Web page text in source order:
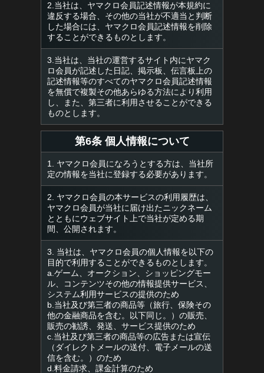
2.当社は、ヤマクロ会員記述情報が本規約に
違反する場合、その他の当社が不適当と判断
した場合には、ヤマクロ会員記述情報を削除
することができるものとします。
3.当社は、当社の運営するサイト内にヤマク
ロ会員が記述した日記、掲示板、伝言板上の
記述情報等のすべてのヤマクロ会員記述情報
を無償で複製その他あらゆる方法により利用
し、また、第三者に利用させることができる
ものとします。
第6条 個人情報について
1. ヤマクロ会員になろうとする方は、当社所
定の情報を当社に登録する必要があります。
2. ヤマクロ会員の本サービスの利用履歴は、
ヤマクロ会員が当社に届け出たニックネーム
とともにウェブサイト上で当社が定める期
間、公開されます。
3. 当社は、ヤマクロ会員の個人情報を以下の
目的で利用することができるものとします。
a.ゲーム、オークション、ショッピングモー
ル、コンテンツその他の情報提供サービス、
システム利用サービスの提供のため
b.当社及び第三者の商品等（旅行、保険その
他の金融商品を含む。以下同じ。）の販売、
販売の勧誘、発送、サービス提供のため
c.当社及び第三者の商品等の広告または宣伝
（ダイレクトメールの送付、電子メールの送
信を含む。）のため
d.料金請求、課金計算のため